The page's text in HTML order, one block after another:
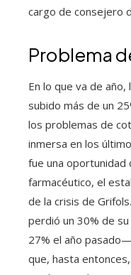
cargo de consejero
Problema
En lo que va de año,
subido más de un
los problemas de
inmersa en los
fue una
farmacéutico, el
de la crisis de
perdió un 30% de
27% el año
que, hasta